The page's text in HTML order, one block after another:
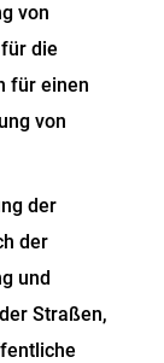
von
die
für einen
von
der
der
und
Straßen,